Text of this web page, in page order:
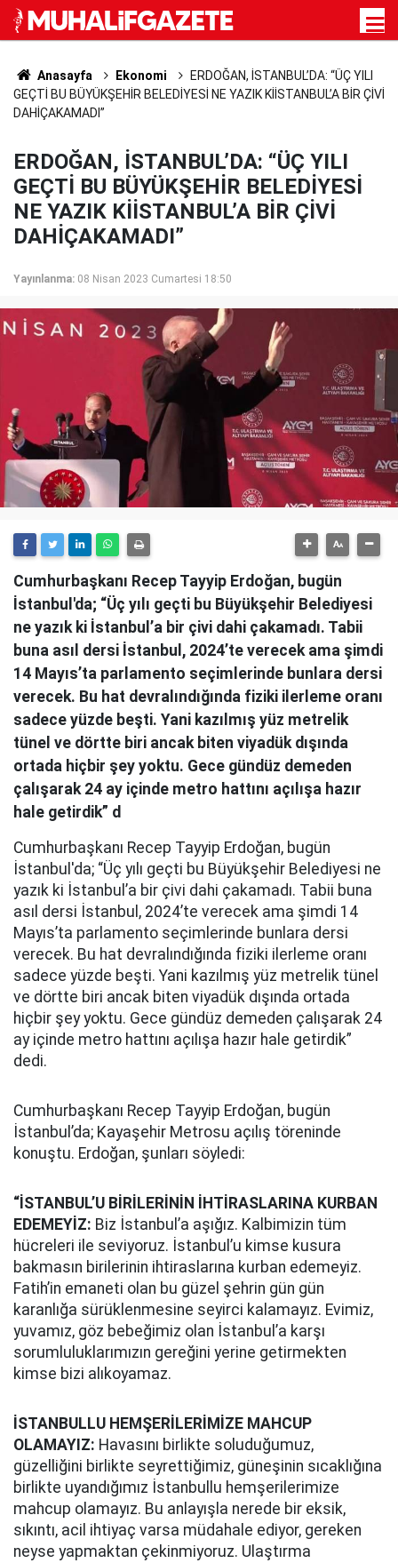
Anasayfa Ekonomi
ERDOĞAN, İSTANBUL’DA: “ÜÇ YILI
GEÇTİ BU BÜYÜKŞEHİR BELEDİYESİ NE YAZIK KİİSTANBUL’A BİR ÇİVİ
DAHİÇAKAMADI”
ERDOĞAN, İSTANBUL’DA: “ÜÇ YILI
GEÇTİ BU BÜYÜKŞEHİR BELEDİYESİ
NE YAZIK KİİSTANBUL’A BİR ÇİVİ
DAHİÇAKAMADI”
Yayınlanma: 08 Nisan 2023 Cumartesi 18:50
Cumhurbaşkanı Recep Tayyip Erdoğan, bugün
İstanbul'da; “Üç yılı geçti bu Büyükşehir Belediyesi
ne yazık ki İstanbul’a bir çivi dahi çakamadı. Tabii
buna asıl dersi İstanbul, 2024’te verecek ama şimdi
14 Mayıs’ta parlamento seçimlerinde bunlara dersi
verecek. Bu hat devralındığında fiziki ilerleme oranı
sadece yüzde beşti. Yani kazılmış yüz metrelik
tünel ve dörtte biri ancak biten viyadük dışında
ortada hiçbir şey yoktu. Gece gündüz demeden
çalışarak 24 ay içinde metro hattını açılışa hazır
hale getirdik” d
Cumhurbaşkanı Recep Tayyip Erdoğan, bugün
İstanbul'da; “Üç yılı geçti bu Büyükşehir Belediyesi ne
yazık ki İstanbul’a bir çivi dahi çakamadı. Tabii buna
asıl dersi İstanbul, 2024’te verecek ama şimdi 14
Mayıs’ta parlamento seçimlerinde bunlara dersi
verecek. Bu hat devralındığında fiziki ilerleme oranı
sadece yüzde beşti. Yani kazılmış yüz metrelik tünel
ve dörtte biri ancak biten viyadük dışında ortada
hiçbir şey yoktu. Gece gündüz demeden çalışarak 24
ay içinde metro hattını açılışa hazır hale getirdik”
dedi.
Cumhurbaşkanı Recep Tayyip Erdoğan, bugün
İstanbul’da; Kayaşehir Metrosu açılış töreninde
konuştu. Erdoğan, şunları söyledi:
“İSTANBUL’U BİRİLERİNİN İHTİRASLARINA KURBAN
EDEMEYİZ: Biz İstanbul’a aşığız. Kalbimizin tüm
hücreleri ile seviyoruz. İstanbul’u kimse kusura
bakmasın birilerinin ihtiraslarına kurban edemeyiz.
Fatih’in emaneti olan bu güzel şehrin gün gün
karanlığa sürüklenmesine seyirci kalamayız. Evimiz,
yuvamız, göz bebeğimiz olan İstanbul’a karşı
sorumluluklarımızın gereğini yerine getirmekten
kimse bizi alıkoyamaz.
İSTANBULLU HEMŞERİLERİMİZE MAHCUP
OLAMAYIZ: Havasını birlikte soluduğumuz,
güzelliğini birlikte seyrettiğimiz, güneşinin sıcaklığına
birlikte uyandığımız İstanbullu hemşerilerimize
mahcup olamayız. Bu anlayışla nerede bir eksik,
sıkıntı, acil ihtiyaç varsa müdahale ediyor, gereken
neyse yapmaktan çekinmiyoruz. Ulaştırma